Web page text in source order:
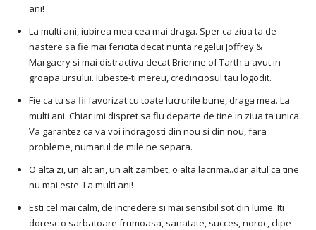
ani!
La multi ani, iubirea mea cea mai draga. Sper ca ziua ta de
nastere sa fie mai fericita decat nunta regelui Joffrey &
Margaery si mai distractiva decat Brienne of Tarth a avut in
groapa ursului. Iubeste-ti mereu, credinciosul tau logodit.
Fie ca tu sa fii favorizat cu toate lucrurile bune, draga mea. La
multi ani. Chiar imi dispret sa fiu departe de tine in ziua ta unica.
Va garantez ca va voi indragosti din nou si din nou, fara
probleme, numarul de mile ne separa.
O alta zi, un alt an, un alt zambet, o alta lacrima..dar altul ca tine
nu mai este. La multi ani!
Esti cel mai calm, de incredere si mai sensibil sot din lume. Iti
doresc o sarbatoare frumoasa, sanatate, succes, noroc, clipe